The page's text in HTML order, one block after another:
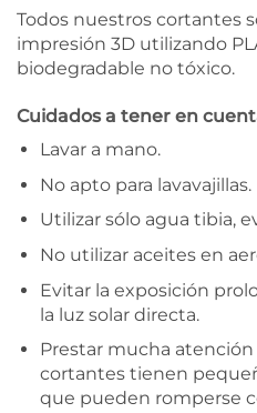
Todos nuestros cortantes
impresión 3D utilizando
biodegradable no tóxico.
Cuidados a tener en
Lavar a mano.
No apto para lavavajillas.
Utilizar sólo agua tibia,
No utilizar aceites en
Evitar la exposición
la luz solar directa.
Prestar mucha
cortantes tienen
que pueden romperse